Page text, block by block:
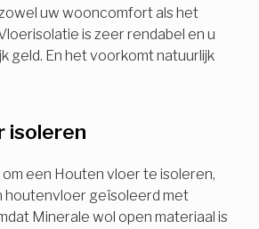
uw wooncomfort als het
is zeer rendabel en u
geld. En het voorkomt natuurlijk
isoleren
om een Houten vloer te isoleren,
houtenvloer geïsoleerd met
Minerale wol open materiaal is